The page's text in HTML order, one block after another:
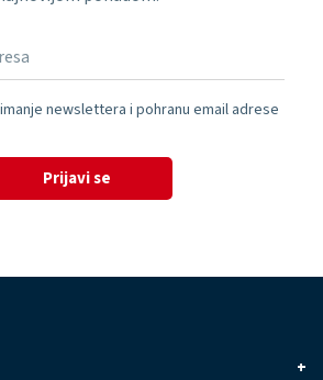
newslettera i pohranu email adrese
Prijavi se
+